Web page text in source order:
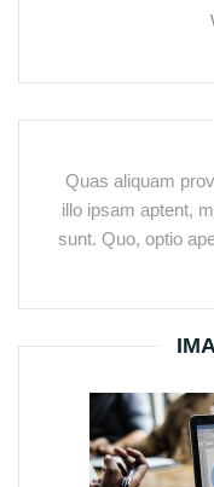
Quas aliquam
illo ipsam aptent,
sunt. Quo, optio